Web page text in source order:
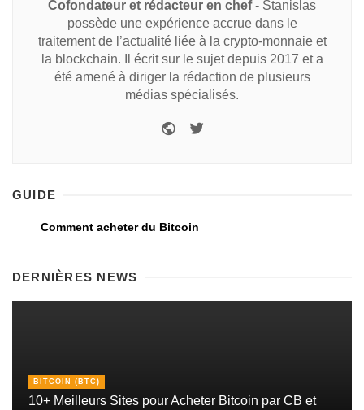
Cofondateur et rédacteur en chef- Stanislas
possède une expérience accrue dans le
traitement de l’actualité liée à la crypto-monnaie et
la blockchain. Il écrit sur le sujet depuis 2017 et a
été amené à diriger la rédaction de plusieurs
médias spécialisés.
GUIDE
Comment acheter du Bitcoin
DERNIÈRES NEWS
BITCOIN (BTC)
10+ Meilleurs Sites pour Acheter Bitcoin par CB et